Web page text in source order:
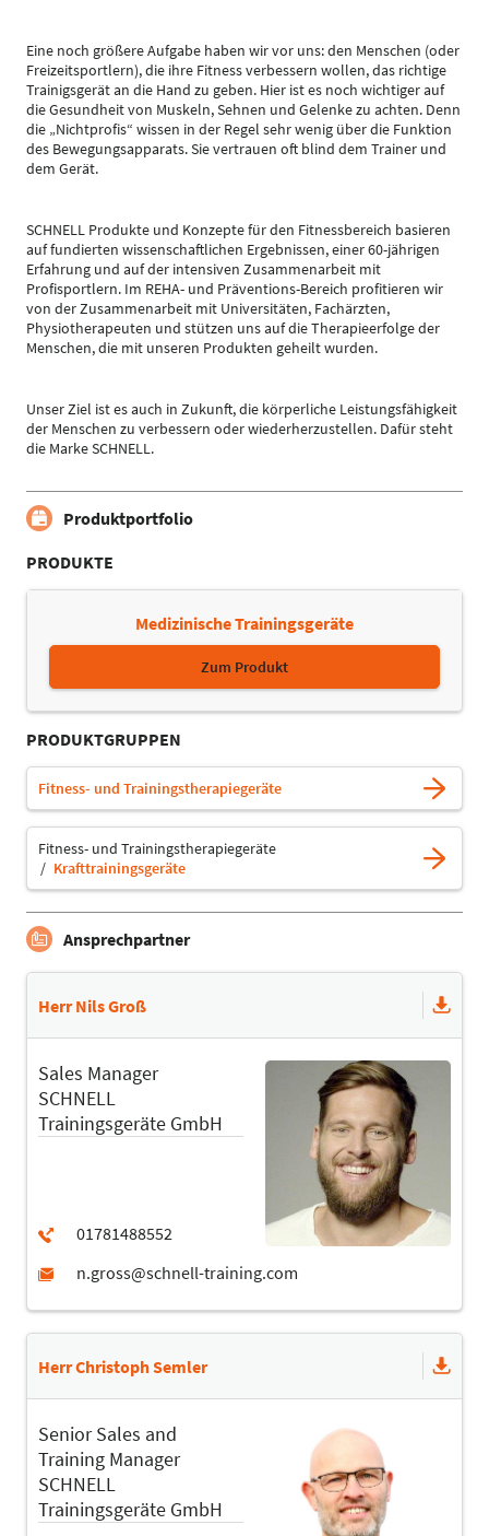
Eine noch größere Aufgabe haben wir vor uns: den Menschen (oder
Freizeitsportlern), die ihre Fitness verbessern wollen, das richtige
Trainigsgerät an die Hand zu geben. Hier ist es noch wichtiger auf
die Gesundheit von Muskeln, Sehnen und Gelenke zu achten. Denn
die „Nichtprofis“ wissen in der Regel sehr wenig über die Funktion
des Bewegungsapparats. Sie vertrauen oft blind dem Trainer und
dem Gerät.
SCHNELL Produkte und Konzepte für den Fitnessbereich basieren
auf fundierten wissenschaftlichen Ergebnissen, einer 60-jährigen
Erfahrung und auf der intensiven Zusammenarbeit mit
Profisportlern. Im REHA- und Präventions-Bereich profitieren wir
von der Zusammenarbeit mit Universitäten, Fachärzten,
Physiotherapeuten und stützen uns auf die Therapieerfolge der
Menschen, die mit unseren Produkten geheilt wurden.
Unser Ziel ist es auch in Zukunft, die körperliche Leistungsfähigkeit
der Menschen zu verbessern oder wiederherzustellen. Dafür steht
die Marke SCHNELL.
Produktportfolio
PRODUKTE
Medizinische Trainingsgeräte
Zum Produkt
PRODUKTGRUPPEN
Fitness- und Trainingstherapiegeräte
Fitness- und Trainingstherapiegeräte
Krafttrainingsgeräte
Ansprechpartner
Herr Nils Groß
Sales Manager
SCHNELL
Trainingsgeräte GmbH
Herr Christoph Semler
Senior Sales and
Training Manager
SCHNELL
Trainingsgeräte GmbH